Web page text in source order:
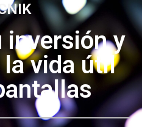
inversión y
vida útil